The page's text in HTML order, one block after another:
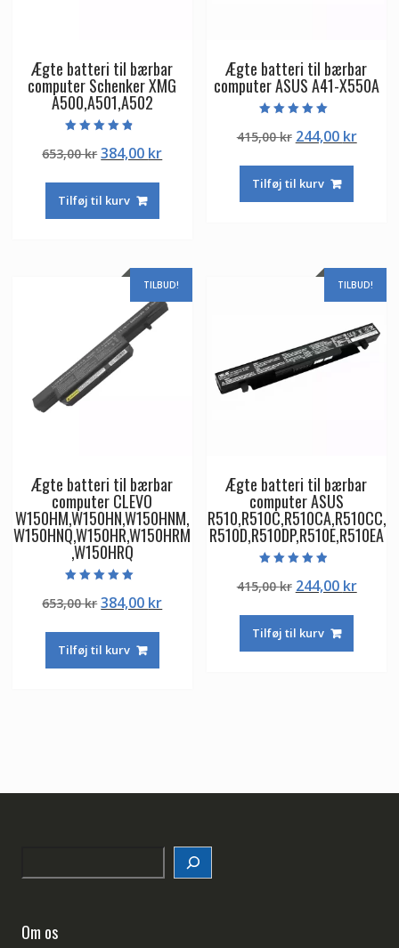
Ægte batteri til bærbar
computer Schenker XMG
A500,A501,A502
4.50
ud af 5
653,00krDen
pris
var:
384,00 krDen
Tilføj til kurv
Ægte batteri til bærbar
computer ASUS A41-X550A
5.00
ud af 5
415,00kr Den
pris
var:
244,00 krDen
Tilføj til kurv
TILBUD!
Ægte batteri til bærbar
computer CLEVO
W150HM,W150HN,W150HNM,
W150HNQ,W150HR,W150HRM
,W150HRQ
5.00
ud af 5
653,00krDen
pris
var:
384,00 krDen
Tilføj til kurv
TILBUD!
Ægte batteri til bærbar
computer ASUS
R510,R510C,R510CA,R510CC,
R510D,R510DP,R510E,R510EA
4.50
ud af 5
415,00kr Den
pris
var:
244,00 krDen
Tilføj til kurv
Om os